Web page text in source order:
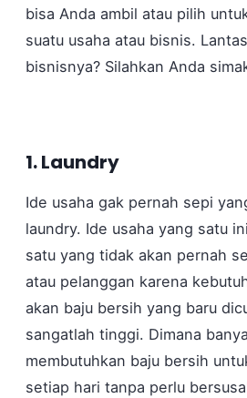
bisa Anda ambil atau pilih
suatu usaha atau bisnis.
bisnisnya? Silahkan Anda
1. Laundry
Ide usaha gak pernah sepi
laundry. Ide usaha yang satu
satu yang tidak akan pernah
atau pelanggan karena
akan baju bersih yang baru
sangatlah tinggi. Dimana
membutuhkan baju bersih
setiap hari tanpa perlu